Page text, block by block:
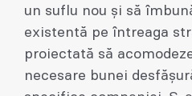
un suflu nou și să
existentă pe întreaga
proiectată să
necesare bunei